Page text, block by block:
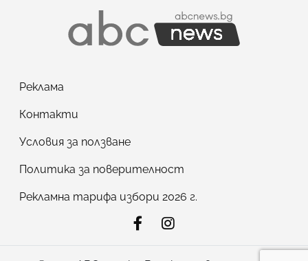
Реклама
Контакти
Условия за ползване
Политика за поверителност
Рекламна тарифа избори 2026 г.